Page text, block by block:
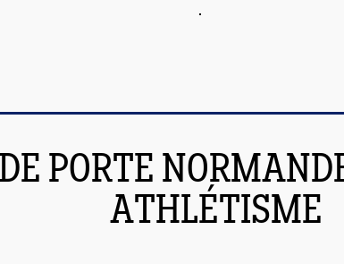
PORTE
ATHLÉTISME